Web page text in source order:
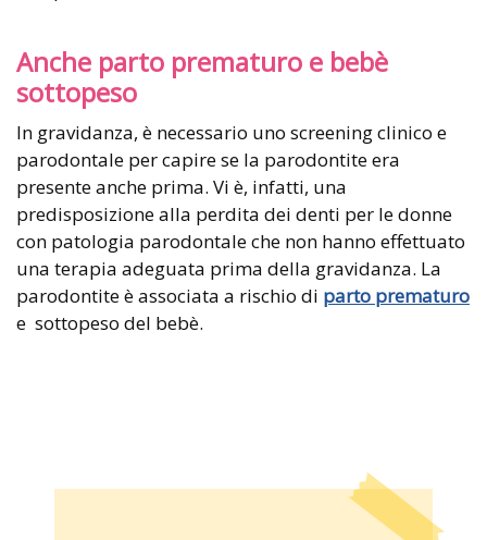
Anche parto prematuro e bebè
sottopeso
In gravidanza, è necessario uno screening clinico e
parodontale per capire se la parodontite era
presente anche prima. Vi è, infatti, una
predisposizione alla perdita dei denti per le donne
con patologia parodontale che non hanno effettuato
una terapia adeguata prima della gravidanza. La
parodontite è associata a rischio di parto prematuro
e sottopeso del bebè.